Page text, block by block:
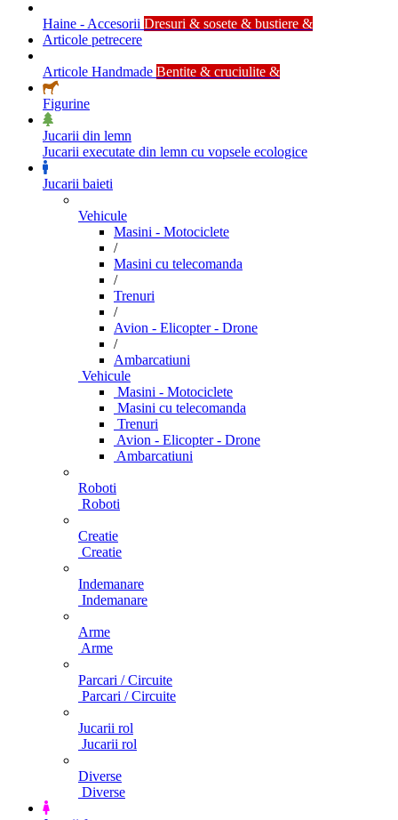
Haine - Accesorii Dresuri & sosete & bustiere &
Articole petrecere
Articole Handmade Bentite & cruciulite &
Figurine
Jucarii din lemn
Jucarii executate din lemn cu vopsele ecologice
Jucarii baieti
Vehicule
Masini - Motociclete
/
Masini cu telecomanda
/
Trenuri
/
Avion - Elicopter - Drone
/
Ambarcatiuni
Vehicule
Masini - Motociclete
Masini cu telecomanda
Trenuri
Avion - Elicopter - Drone
Ambarcatiuni
Roboti
Roboti
Creatie
Creatie
Indemanare
Indemanare
Arme
Arme
Parcari / Circuite
Parcari / Circuite
Jucarii rol
Jucarii rol
Diverse
Diverse